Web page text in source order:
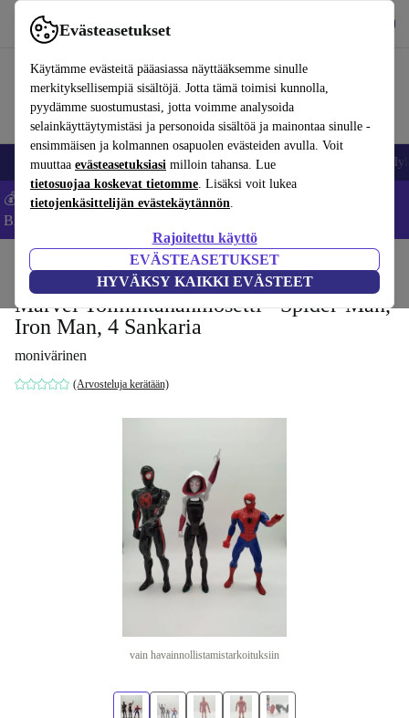
Evästeasetukset
Käytämme evästeitä pääasiassa näyttääksemme sinulle
merkityksellisempiä sisältöjä. Jotta tämä toimisi kunnolla,
pyydämme suostumustasi, jotta voimme analysoida
selainkäyttäytymistäsi ja personoida sisältöä ja mainontaa sinulle -
ensimmäisen ja kolmannen osapuolen evästeiden avulla. Voit
muuttaa evästeasetuksiasi milloin tahansa. Lue
tietosuojaa koskevat tietomme. Lisäksi voit lukea
tietojenkäsittelijän evästekäytännön.
Rajoitettu käyttö
EVÄSTEASETUKSET
HYVÄKSY KAIKKI EVÄSTEET
Käytä refurbed-palvelua nopeasti ja helposti
Matkapuhelimet ja älypuhelimet Kannettavat tietokoneet
💰Säästä -5 % LISÄÄ MacBookeista ja iPadeista – Koodi:
BACK5OFF -
Lelut
Marvel Toimintahahmosetti - Spider-Man,
Iron Man, 4 Sankaria
monivärinen
(Arvosteluja kerätään)
vain havainnollistamistarkoituksiin